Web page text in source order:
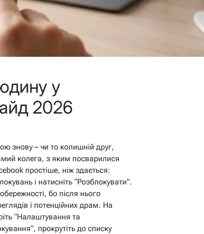
у
2026
знову – чи то колишній друг,
колега, з яким посварилися
простіше, ніж здається:
і натисніть “Розблокувати”.
бо після нього
і потенційних драм. На
“Налаштування та
прокрутіть до списку